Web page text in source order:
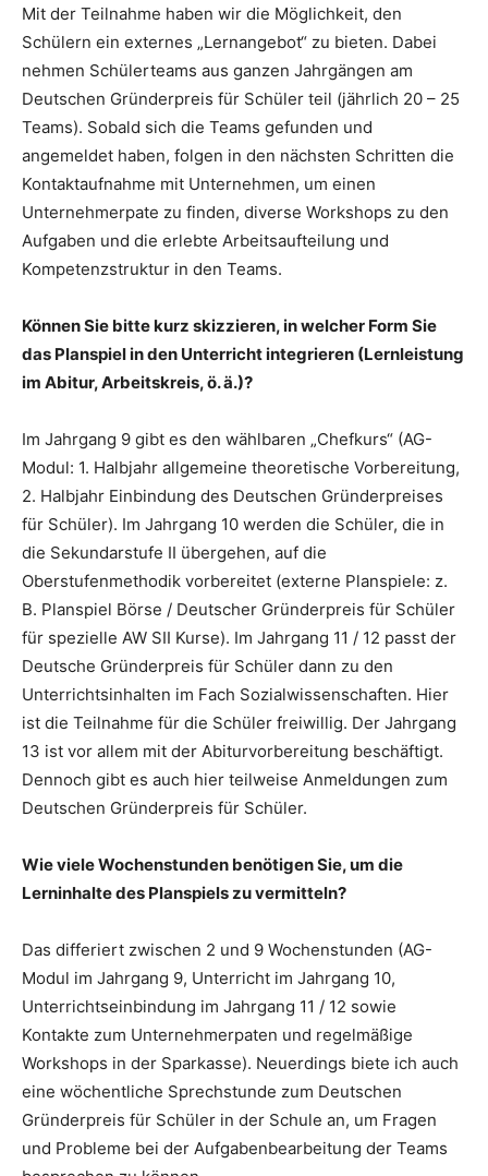
Mit der Teilnahme haben wir die Möglichkeit, den
Schülern ein externes „Lernangebot“ zu bieten. Dabei
nehmen Schülerteams aus ganzen Jahrgängen am
Deutschen Gründerpreis für Schüler teil (jährlich 20 – 25
Teams). Sobald sich die Teams gefunden und
angemeldet haben, folgen in den nächsten Schritten die
Kontaktaufnahme mit Unternehmen, um einen
Unternehmerpate zu finden, diverse Workshops zu den
Aufgaben und die erlebte Arbeitsaufteilung und
Kompetenzstruktur in den Teams.
Können Sie bitte kurz skizzieren, in welcher Form Sie
das Planspiel in den Unterricht integrieren (Lernleistung
im Abitur, Arbeitskreis, ö. ä.)?
Im Jahrgang 9 gibt es den wählbaren „Chefkurs“ (AG-
Modul: 1. Halbjahr allgemeine theoretische Vorbereitung,
2. Halbjahr Einbindung des Deutschen Gründerpreises
für Schüler). Im Jahrgang 10 werden die Schüler, die in
die Sekundarstufe II übergehen, auf die
Oberstufenmethodik vorbereitet (externe Planspiele: z.
B. Planspiel Börse / Deutscher Gründerpreis für Schüler
für spezielle AW SII Kurse). Im Jahrgang 11 / 12 passt der
Deutsche Gründerpreis für Schüler dann zu den
Unterrichtsinhalten im Fach Sozialwissenschaften. Hier
ist die Teilnahme für die Schüler freiwillig. Der Jahrgang
13 ist vor allem mit der Abiturvorbereitung beschäftigt.
Dennoch gibt es auch hier teilweise Anmeldungen zum
Deutschen Gründerpreis für Schüler.
Wie viele Wochenstunden benötigen Sie, um die
Lerninhalte des Planspiels zu vermitteln?
Das differiert zwischen 2 und 9 Wochenstunden (AG-
Modul im Jahrgang 9, Unterricht im Jahrgang 10,
Unterrichtseinbindung im Jahrgang 11 / 12 sowie
Kontakte zum Unternehmerpaten und regelmäßige
Workshops in der Sparkasse). Neuerdings biete ich auch
eine wöchentliche Sprechstunde zum Deutschen
Gründerpreis für Schüler in der Schule an, um Fragen
und Probleme bei der Aufgabenbearbeitung der Teams